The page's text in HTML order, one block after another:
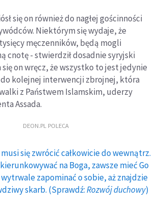
się on również do nagłej gościnności
Niektórym się wydaje, że
męczenników, będą mogli
cnotę - stwierdził dosadnie syryjski
się on wręcz, że wszystko to jest jedynie
kolejnej interwencji zbrojnej, która
z Państwem Islamskim, uderzy
Assada.
DEON.PL POLECA
się zwrócić całkowicie do wewnątrz.
na Boga, zawsze mieć Go
zapominać o sobie, aż znajdzie
skarb. (Sprawdź:Rozwój duchowy)